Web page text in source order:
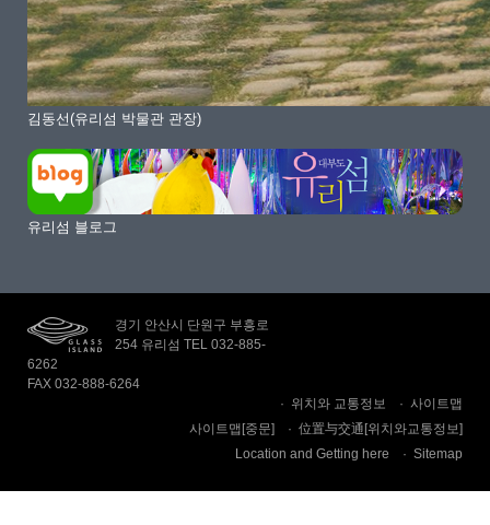
김동선(유리섬 박물관 관장)
유리섬 블로그
경기 안산시 단원구 부흥로
254 유리섬 TEL 032-885-
6262
FAX 032-888-6264
위치와 교통정보
사이트맵
사이트맵[중문]
位置与交通[위치와교통정보]
Location and Getting here
Sitemap